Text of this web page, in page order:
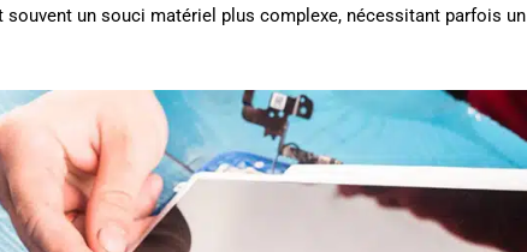
souvent un souci matériel plus complexe, nécessitant parfois un